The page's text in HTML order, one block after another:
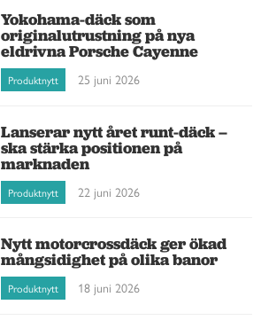
Yokohama-däck som
originalutrustning på nya
eldrivna Porsche Cayenne
Produktnytt 25 juni 2026
Lanserar nytt året runt-däck –
ska stärka positionen på
marknaden
Produktnytt 22 juni 2026
Nytt motorcrossdäck ger ökad
mångsidighet på olika banor
Produktnytt 18 juni 2026